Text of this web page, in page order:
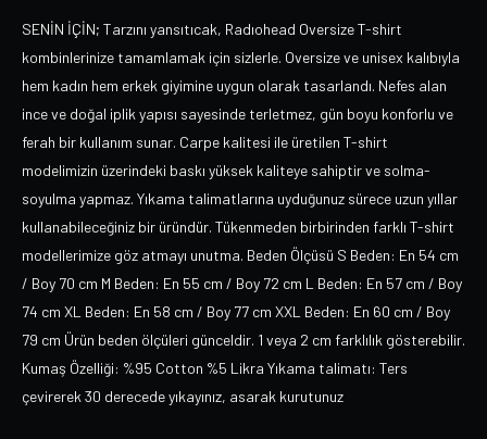
SENİN İÇİN; Tarzını yansıtıcak, Radıohead Oversize T-shirt
kombinlerinize tamamlamak için sizlerle. Oversize ve unisex kalıbıyla
hem kadın hem erkek giyimine uygun olarak tasarlandı. Nefes alan
ince ve doğal iplik yapısı sayesinde terletmez, gün boyu konforlu ve
ferah bir kullanım sunar. Carpe kalitesi ile üretilen T-shirt
modelimizin üzerindeki baskı yüksek kaliteye sahiptir ve solma-
soyulma yapmaz. Yıkama talimatlarına uyduğunuz sürece uzun yıllar
kullanabileceğiniz bir üründür. Tükenmeden birbirinden farklı T-shirt
modellerimize göz atmayı unutma. Beden Ölçüsü S Beden: En 54 cm
/ Boy 70 cm M Beden: En 55 cm / Boy 72 cm L Beden: En 57 cm / Boy
74 cm XL Beden: En 58 cm / Boy 77 cm XXL Beden: En 60 cm / Boy
79 cm Ürün beden ölçüleri günceldir. 1 veya 2 cm farklılık gösterebilir.
Kumaş Özelliği: %95 Cotton %5 Likra Yıkama talimatı: Ters
çevirerek 30 derecede yıkayınız, asarak kurutunuz